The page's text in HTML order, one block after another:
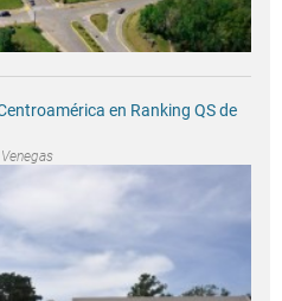
en Ranking QS de